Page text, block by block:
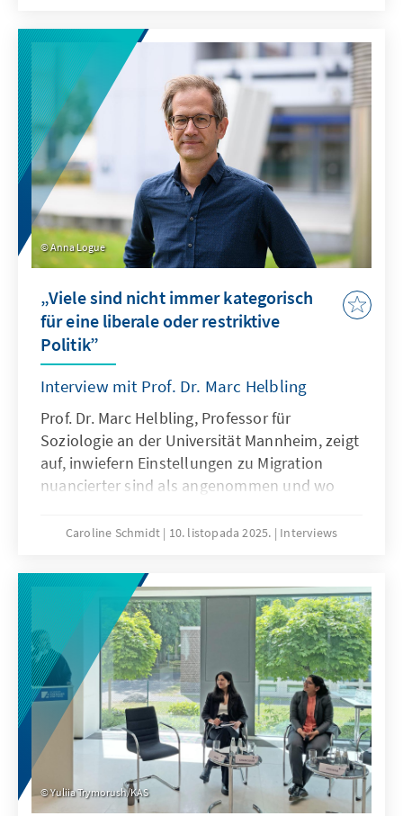
Anna Logue
„Viele sind nicht immer kategorisch
für eine liberale oder restriktive
Politik”
Interview mit Prof. Dr. Marc Helbling
Prof. Dr. Marc Helbling, Professor für
Soziologie an der Universität Mannheim, zeigt
auf, inwiefern Einstellungen zu Migration
nuancierter sind als angenommen und wo
Kompromisse besteht.
Caroline Schmidt 10. listopada 2025. Interviews
Yuliia Trymorush/KAS